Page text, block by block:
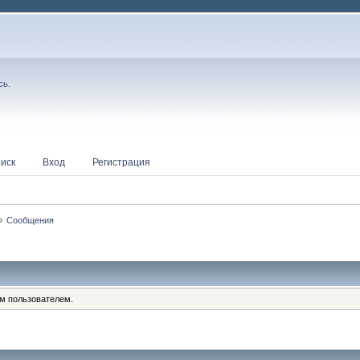
Вход Регистрация
Сообщения
пользователем.